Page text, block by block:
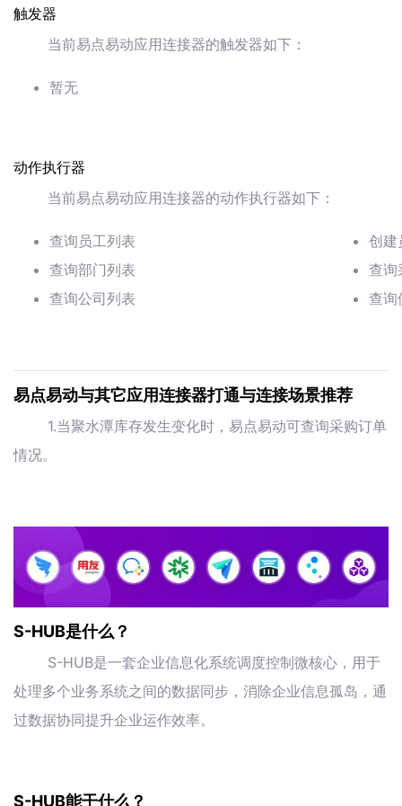
触发器
当前易点易动应用连接器的触发器如下：
暂无
动作执行器
当前易点易动应用连接器的动作执行器如下：
查询员工列表
查询部门列表
查询公司列表
创建
查询
查询
易点易动与其它应用连接器打通与连接场景推荐
1.当聚水潭库存发生变化时，易点易动可查询采购订单
情况。
S-HUB是什么？
S-HUB是一套企业信息化系统调度控制微核心，用于
处理多个业务系统之间的数据同步，消除企业信息孤岛，通
过数据协同提升企业运作效率。
S-HUB能干什么？